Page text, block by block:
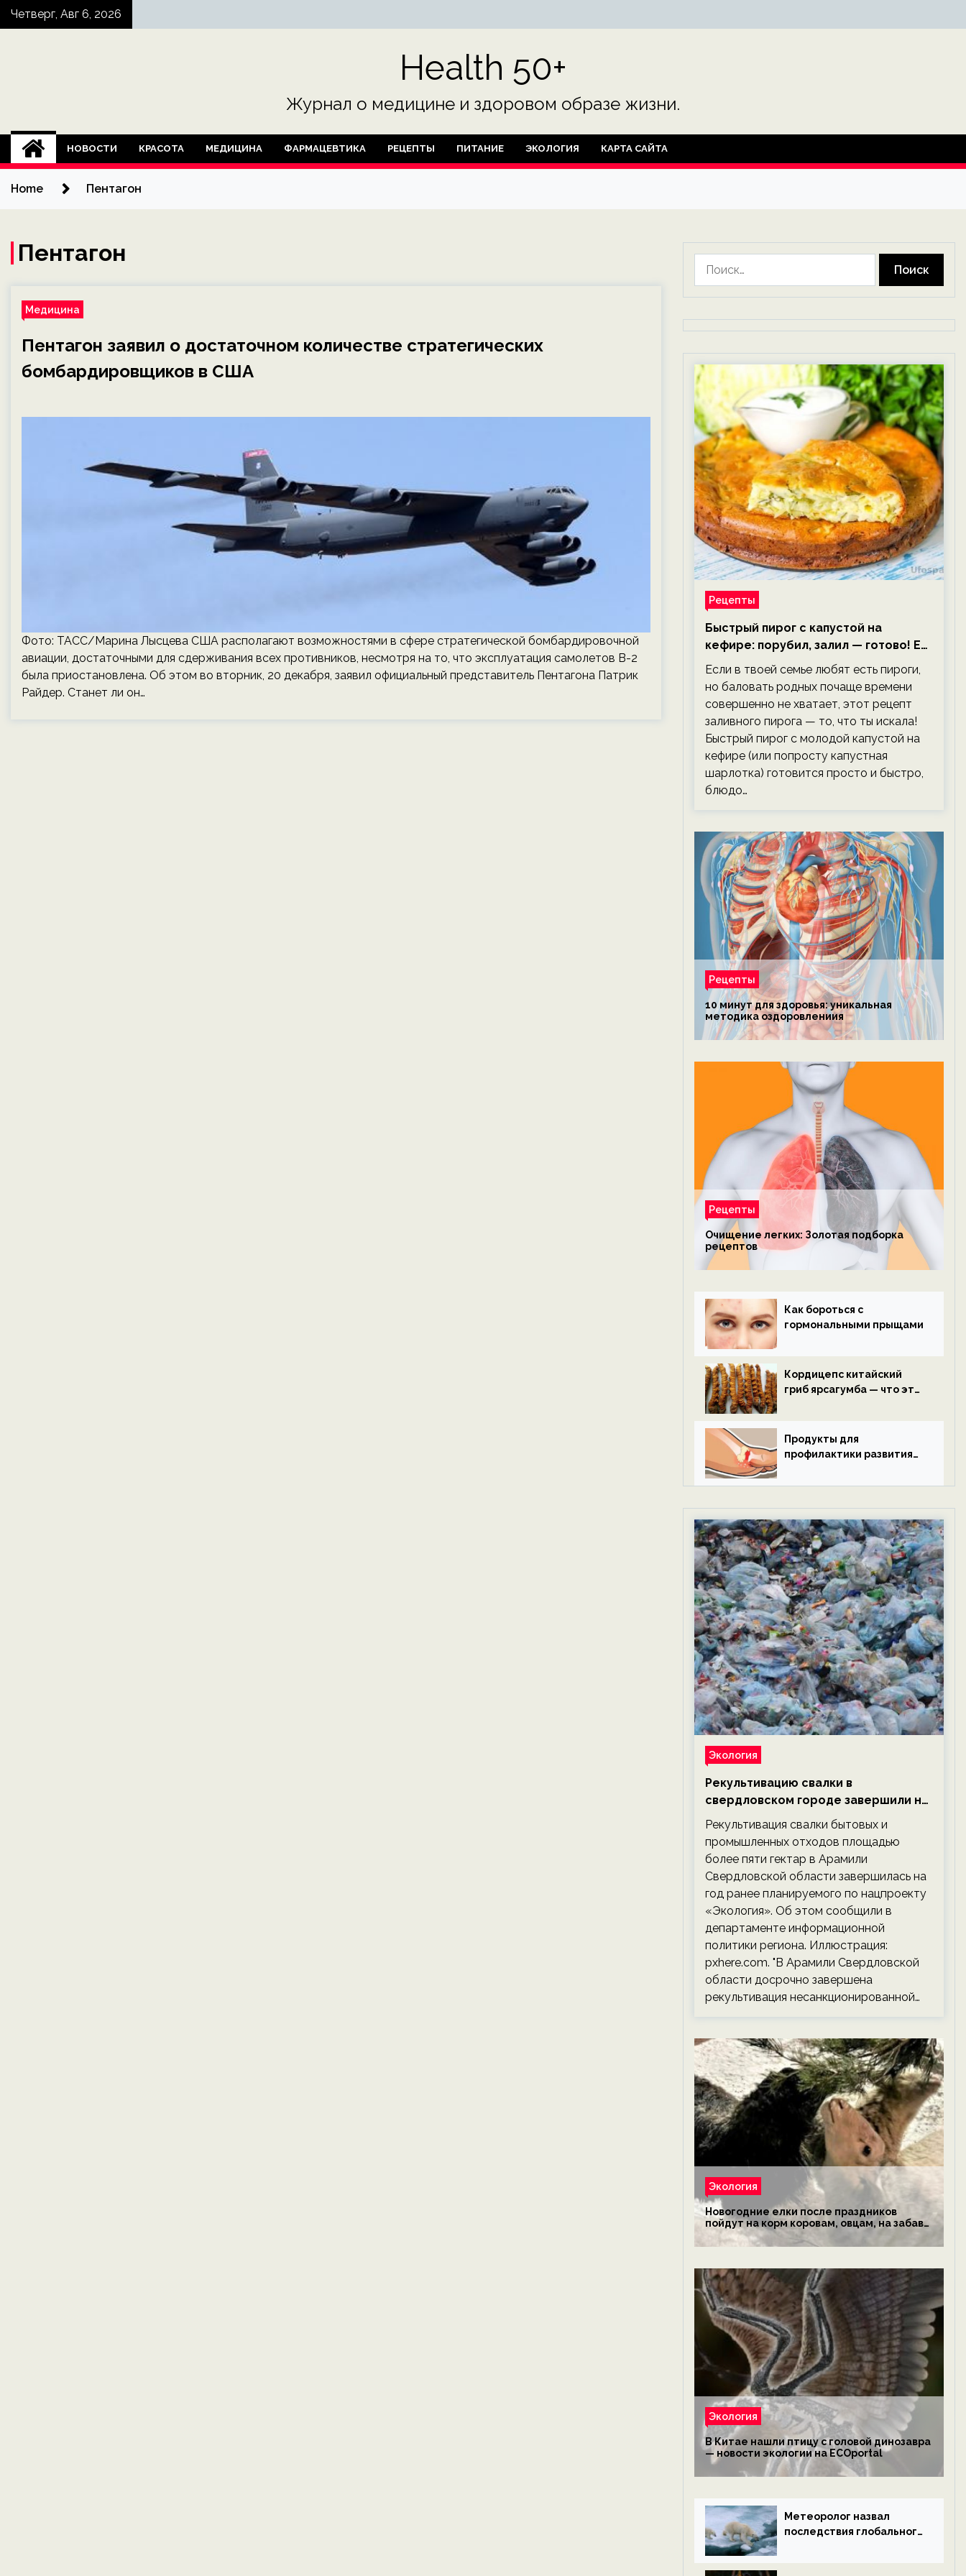
SkipЧетверг, Авг 6, 2026
Health 50+
Журнал о медицине и здоровом образе жизни.
НОВОСТИ КРАСОТА МЕДИЦИНА ФАРМАЦЕВТИКА РЕЦЕПТЫ ПИТАНИЕ ЭКОЛОГИЯ КАРТА САЙТА
Home Пентагон
Пентагон
Медицина
Пентагон заявил о достаточном количестве стратегических
бомбардировщиков в США
Фото: ТАСС/Марина Лысцева США располагают возможностями в сфере стратегической бомбардировочной
авиации, достаточными для сдерживания всех противников, несмотря на то, что эксплуатация самолетов B-2
была приостановлена. Об этом во вторник, 20 декабря, заявил официальный представитель Пентагона Патрик
Райдер. Станет ли он…
Рецепты
Быстрый пирог с капустой на
кефире: порубил, залил — готово! Ем,
не тревожась о фигуре!
Если в твоей семье любят есть пироги,
но баловать родных почаще времени
совершенно не хватает, этот рецепт
заливного пирога — то, что ты искала!
Быстрый пирог с молодой капустой на
кефире (или попросту капустная
шарлотка) готовится просто и быстро,
блюдо…
Рецепты
10 минут для здоровья: уникальная
методика оздоровлениия
Рецепты
Очищение легких: Золотая подборка
рецептов
Как бороться с
гормональными прыщами
Кордицепс китайский
гриб ярсагумба — что это
Продукты для
профилактики развития
Экология
Рекультивацию свалки в
свердловском городе завершили на
год раньше планируемого срока —
новости экологии на ECOportal
Рекультивация свалки бытовых и
промышленных отходов площадью
более пяти гектар в Арамили
Свердловской области завершилась на
год ранее планируемого по нацпроекту
«Экология». Об этом сообщили в
департаменте информационной
политики региона. Иллюстрация:
pxhere.com. "В Арамили Свердловской
области досрочно завершена
рекультивация несанкционированной…
Экология
Новогодние елки после праздников
пойдут на корм коровам, овцам, на забаву
обезьянам, львам и леопардам — новости
экологии на ECOportal
Экология
В Китае нашли птицу с головой динозавра
— новости экологии на ECOportal
Метеоролог назвал
последствия глобального